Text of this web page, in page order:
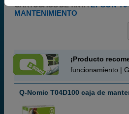
CARTUCHOS DE TINTAEPSON
MANTENIMIENTO
¡Producto
funcionamiento |
Q-Nomic T04D100 caja de